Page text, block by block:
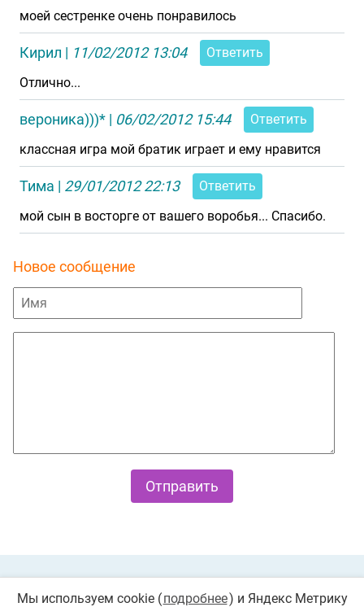
моей сестренке очень понравилось
Кирил | 11/02/2012 13:04
Ответить
Отлично...
вероника)))* | 06/02/2012 15:44
Ответить
классная игра мой братик играет и ему нравится
Тима | 29/01/2012 22:13
Ответить
мой сын в восторге от вашего воробья... Спасибо.
Новое сообщение
Мы используем cookie (подробнее) и Яндекс Метрику